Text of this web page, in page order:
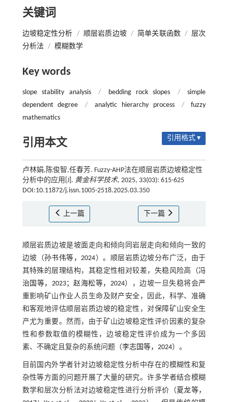
关键词
边坡稳定性分析 / 顺层岩质边坡 / 简单关联函数 / 层次
分析法 / 模糊数学
Key words
slope stability analysis / bedding rock slopes /
simple
dependent degree
/ analytic hierarchy process /
fuzzy
mathematics
引用本文 引用格式 ▾
卢林娟,陈俊智,任春芳. Fuzzy-AHP法在顺层岩质边坡稳定性
分析中的应用[J]. 黄金科学技术, 2025, 33(03): 615-625
DOI:10.11872/j.issn.1005-2518.2025.03.350
上一篇 下一篇
顺层岩质边坡是坡面走向和倾向同岩层走向和倾向一致的
边坡（孙书伟等，2024）。顺层岩质边坡分布广泛，由于
其特殊的层理结构，其稳定性相对较差，失稳风险高（冯
治国等，2023； 赵海松等，2024），边坡一旦失稳将会严
重影响矿山作业人员生命及财产安全，因此，科学、准确
和客观地评估顺层岩质边坡的稳定性，对保障矿山安全生
产尤为重要。然而，由于矿山边坡稳定性评价因素的复杂
性和参数取值的模糊性，边坡稳定性评价成为一个多因
素、不确定且复杂的系统问题（李志国等，2024）。
目前国内外学者针对边坡稳定性分析中存在的模糊性和复
杂性等方面的问题开展了大量的研究。许多学者结合模糊
数学和层次分析法对边坡稳定性进行分析评价（夏龙等，